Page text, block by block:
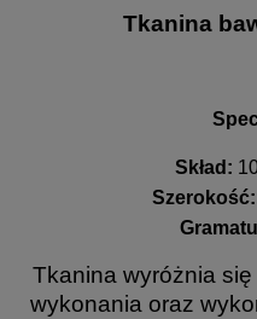
Tkanina
Skład:
Szerokość:
Tkanina wyróżnia
wykonania oraz